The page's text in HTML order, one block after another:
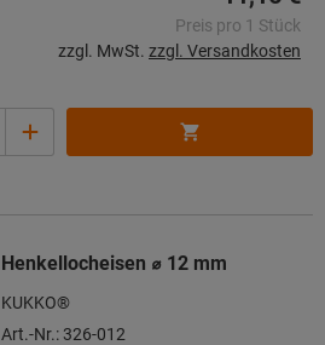
Preis pro 1 Stück
zzgl. MwSt. zzgl. Versandkosten
Henkellocheisen ⌀ 12 mm
KUKKO®
Art.-Nr.: 326-012